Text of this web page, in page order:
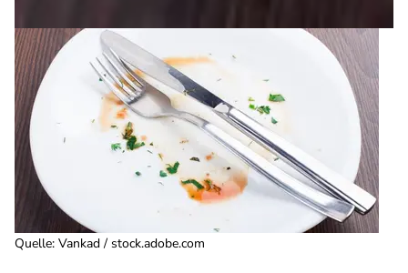
Quelle: Vankad / stock.adobe.com